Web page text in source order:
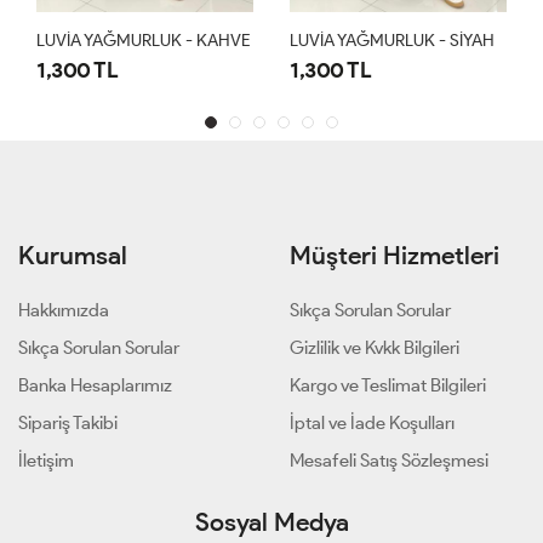
LUVİA YAĞMURLUK - KAHVE
1,300 TL
LUVİA YAĞMURLUK - SİYAH
1,300 TL
Kurumsal
Hakkımızda
Sıkça Sorulan Sorular
Banka Hesaplarımız
Sipariş Takibi
İletişim
Müşteri Hizmetleri
Sıkça Sorulan Sorular
Gizlilik ve Kvkk Bilgileri
Kargo ve Teslimat Bilgileri
İptal ve İade Koşulları
Mesafeli Satış Sözleşmesi
Sosyal Medya